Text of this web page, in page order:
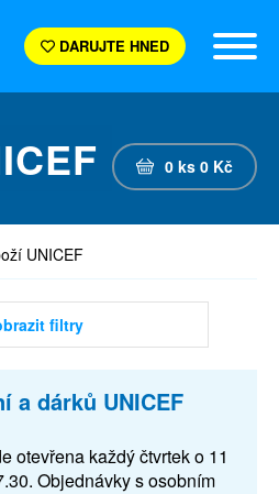
DARUJTE HNED
0 ks 0 Kč
UNICEF
filtry
a dárků UNICEF
otevřena každý čtvrtek o 11
Objednávky s osobním